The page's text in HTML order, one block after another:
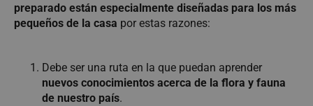
preparado están especialmente diseñadas para los más
pequeños de la casa por estas razones:
Debe ser una ruta en la que puedan aprender
nuevos conocimientos acerca de la flora y fauna
de nuestro país.